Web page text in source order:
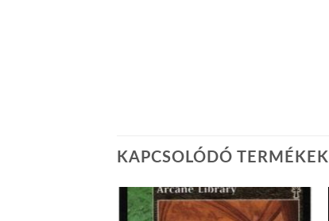
KAPCSOLÓDÓ TERMÉKEK